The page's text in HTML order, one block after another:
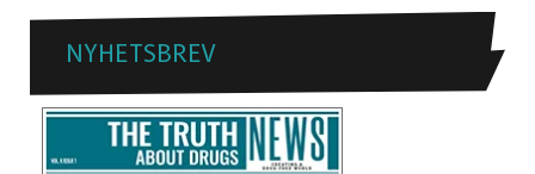
NYHETSBREV